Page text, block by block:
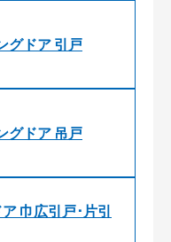
グドア 引戸
グドア 吊戸
巾広引戸･片引